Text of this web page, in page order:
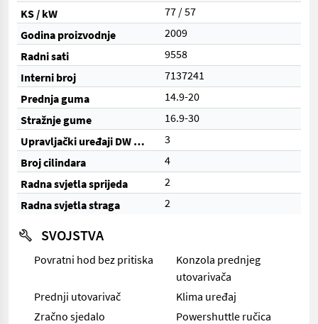
KS / kW
77 / 57
Godina proizvodnje
2009
Radni sati
9558
Interni broj
7137241
Prednja guma
14.9-20
Stražnje gume
16.9-30
Upravljački uređaji DW (ukupno)
3
Broj cilindara
4
Radna svjetla sprijeda
2
Radna svjetla straga
2
SVOJSTVA
Povratni hod bez pritiska
Konzola prednjeg
utovarivača
Prednji utovarivač
Klima uređaj
Zračno sjedalo
Powershuttle ručica